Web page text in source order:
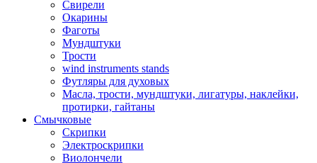
Свирели
Окарины
Фаготы
Мундштуки
Трости
wind instruments stands
Футляры для духовых
Масла, трости, мундштуки, лигатуры, наклейки,
протирки, гайтаны
Смычковые
Скрипки
Электроскрипки
Виолончели